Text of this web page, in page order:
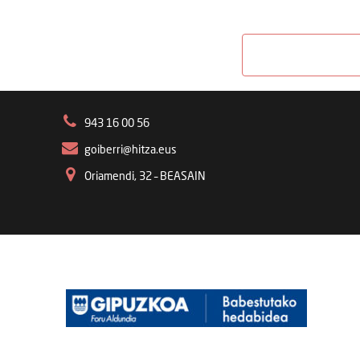
943 16 00 56
goiberri@hitza.eus
Oriamendi, 32 – BEASAIN